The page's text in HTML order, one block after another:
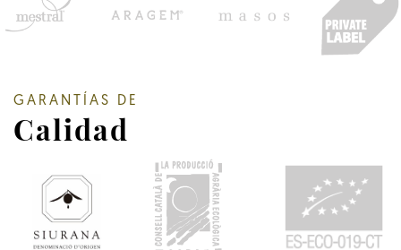
GARANTÍAS DE
Calidad